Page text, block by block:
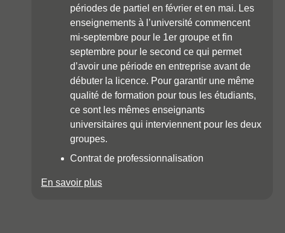
périodes de partiel en février et en mai. Les
enseignements à l’université commencent
mi-septembre pour le 1er groupe et fin
septembre pour le second ce qui permet
d’avoir une période en entreprise avant de
débuter la licence. Pour garantir une même
qualité de formation pour tous les étudiants,
ce sont les mêmes enseignants
universitaires qui interviennent pour les deux
groupes.
Contrat de professionnalisation
En savoir plus